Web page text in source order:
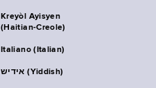
Kreyòl Ayisyen
(Haitian-Creole)
Italiano (Italian)
אידיש (Yiddish)